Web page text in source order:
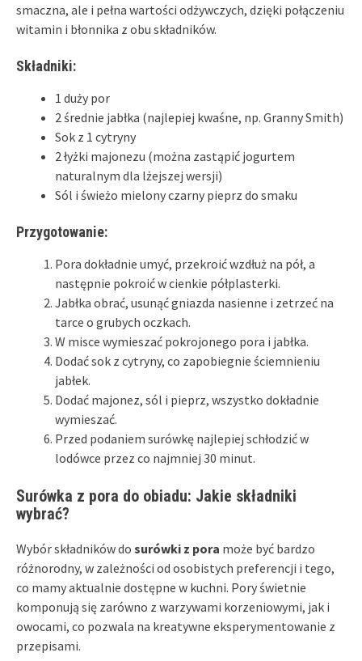
smaczna, ale i pełna wartości odżywczych, dzięki połączeniu
witamin i błonnika z obu składników.
Składniki:
1 duży por
2 średnie jabłka (najlepiej kwaśne, np. Granny Smith)
Sok z 1 cytryny
2 łyżki majonezu (można zastąpić jogurtem
naturalnym dla lżejszej wersji)
Sól i świeżo mielony czarny pieprz do smaku
Przygotowanie:
Pora dokładnie umyć, przekroić wzdłuż na pół, a
następnie pokroić w cienkie półplasterki.
Jabłka obrać, usunąć gniazda nasienne i zetrzeć na
tarce o grubych oczkach.
W misce wymieszać pokrojonego pora i jabłka.
Dodać sok z cytryny, co zapobiegnie ściemnieniu
jabłek.
Dodać majonez, sól i pieprz, wszystko dokładnie
wymieszać.
Przed podaniem surówkę najlepiej schłodzić w
lodówce przez co najmniej 30 minut.
Surówka z pora do obiadu: Jakie składniki
wybrać?
Wybór składników do surówki z pora może być bardzo
różnorodny, w zależności od osobistych preferencji i tego,
co mamy aktualnie dostępne w kuchni. Pory świetnie
komponują się zarówno z warzywami korzeniowymi, jak i
owocami, co pozwala na kreatywne eksperymentowanie z
przepisami.